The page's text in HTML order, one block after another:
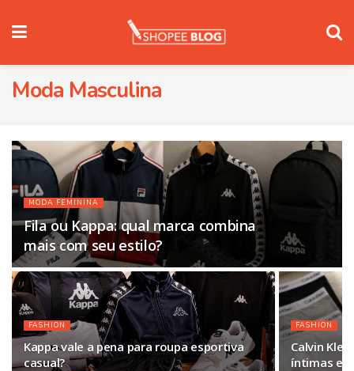
Moda Masculina
MODA FEMININA
Fila ou Kappa: qual marca combina
mais com seu estilo?
FASHION
Kappa vale a pena para roupa esportiva
casual?
FASHION
Calvin
íntimas e